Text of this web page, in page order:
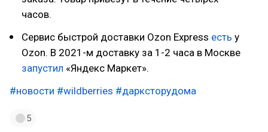
часов.
Сервис быстрой доставки Ozon Express есть у
Ozon. В 2021-м доставку за 1-2 часа в Москве
запустил «Яндекс Маркет».
#новости #wildberries #дарксторудома
5